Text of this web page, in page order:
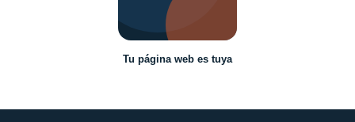
Tu página web es tuya